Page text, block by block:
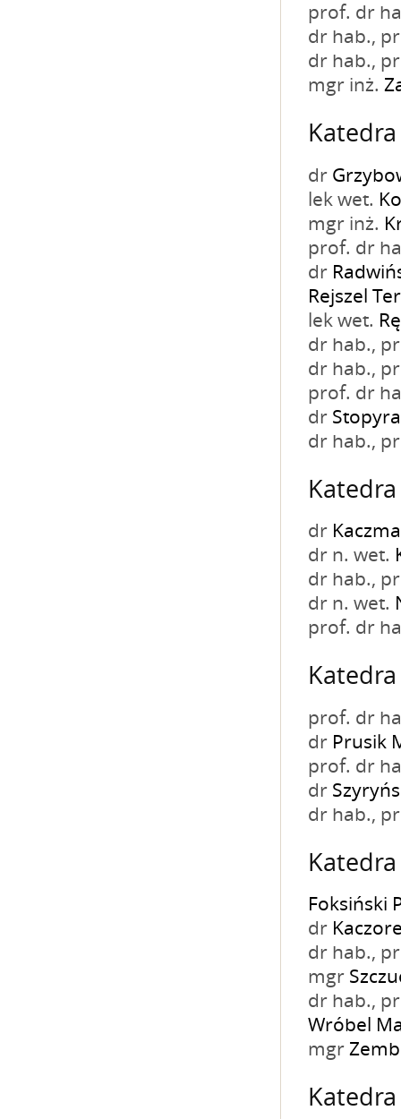
prof. dr
dr hab.,
dr hab.,
mgr inż.
dr
lek wet.
mgr inż.
prof. dr
dr
Rejszel
lek wet.
dr hab.,
dr hab.,
prof. dr
dr
dr hab.,
dr
dr n. wet.
dr hab.,
dr n. wet.
prof. dr
prof. dr
dr Prusik
prof. dr
dr
dr hab.,
Foksiński
dr
dr hab.,
mgr
dr hab.,
Wróbel
mgr